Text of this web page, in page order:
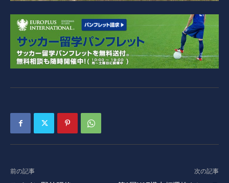
前の記事 次の記事